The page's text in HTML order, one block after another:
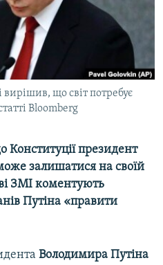
вирішив, що світ потребує
Bloomberg
президент
залишатися на своїй
ЗМІ коментують
Путіна «правити
Володимира Путіна